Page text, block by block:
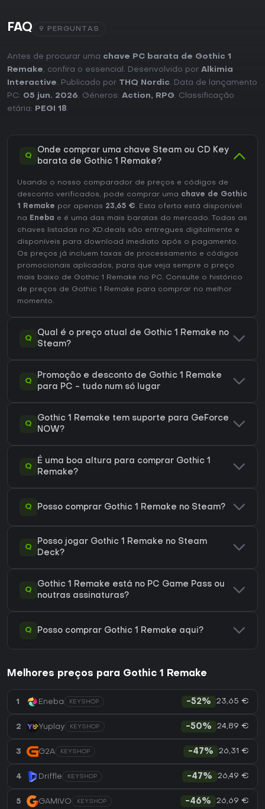
FAQ 9 PERGUNTAS
Antes de procurar uma chave PC barata de Gothic 1
Remake, confira o essencial. Desenvolvido por Alkimia
Interactive. Publicado por THQ Nordic. Data de lançamento
PC: 05 jun. 2026. Géneros: Action, RPG. Classificação
etária:
PEGI 18.
Q
Onde comprar uma chave Steam ou CD Key
barata de Gothic 1 Remake?
Usando o nosso comparador de preços e códigos de
desconto verificados, pode comprar uma chave de Gothic
1 Remake por apenas 23,65 €. Esta oferta está disponível
na Eneba
e é uma das mais baratas do mercado. Todas as
chaves listadas no XD.deals são entregues digitalmente e
disponíveis para download imediato após o pagamento.
Os preços já incluem taxas de processamento e códigos
promocionais aplicados, para que veja sempre o preço
mais baixo de Gothic 1 Remake no PC. Consulte o histórico
de preços de Gothic 1 Remake para comprar no melhor
momento.
Q
Qual é o preço atual de Gothic 1 Remake no
Steam?
Q
Promoção e desconto de Gothic 1 Remake
para PC - tudo num só lugar
Q
Gothic 1 Remake tem suporte para GeForce
NOW?
Q
É uma boa altura para comprar Gothic 1
Remake?
Q Posso comprar Gothic 1 Remake no Steam?
Q
Posso jogar Gothic 1 Remake no Steam
Deck?
Q
Gothic 1 Remake está no PC Game Pass ou
noutras assinaturas?
Q Posso comprar Gothic 1 Remake aqui?
Melhores preços para Gothic 1 Remake
1 Eneba KEYSHOP -52% 23,65 €
2 Yuplay KEYSHOP -50% 24,89 €
3 G2A KEYSHOP -47% 26,31 €
4 Driffle KEYSHOP -47% 26,49 €
5 GAMIVO KEYSHOP -46% 26,69 €